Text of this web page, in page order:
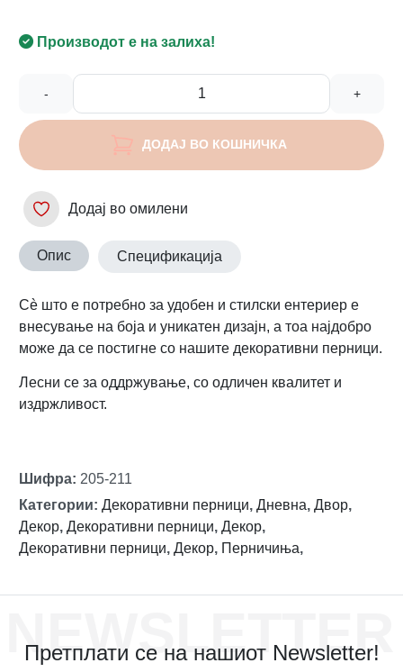
Производот е на залиха!
- +
ДОДАЈ ВО КОШНИЧКА
Додај во омилени
Опис Спецификација
Сè што е потребно за удобен и стилски ентериер е
внесување на боја и уникатен дизајн, а тоа најдобро
може да се постигне со нашите декоративни перници.
Лесни се за оддржување, со одличен квалитет и
издржливост.
Шифра: 205-211
Категории: Декоративни перници, Дневна, Двор,
Декор, Декоративни перници, Декор,
Декоративни перници, Декор, Перничиња,
NEWSLETTER
Претплати се на нашиот Newsletter!